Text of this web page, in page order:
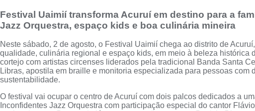
Festival Uaimií transforma Acuruí em destino para a
Jazz Orquestra, espaço kids e boa culinária mineira
Neste sábado, 2 de agosto, o Festival Uaimií chega ao distrito de
qualidade, culinária regional e espaço kids, em meio à beleza
cortejo com artistas circenses liderados pela tradicional Banda Santa
Libras, apostila em braille e monitoria especializada para pessoas
sustentabilidade.
O festival vai ocupar o centro de Acuruí com dois palcos dedicados a
Inconfidentes Jazz Orquestra com participação especial do cantor